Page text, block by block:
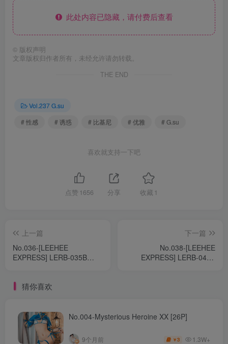
此处内容已隐藏，请付费后查看
© 版权声明
文章版权归作者所有，未经允许请勿转载。
THE END
Vol.237 G.su
# 性感
# 诱惑 # 比基尼 # 优雅 # G.su
喜欢就支持一下吧
点赞 1656 分享 收藏 1
上一篇
No.036-[LEEHEE
EXPRESS] LERB-035B
下一篇
No.038-[LEEHEE
EXPRESS] LERB-047B
猜你喜欢
No.004-Mysterious Heroine XX [26P]
9个月前 ￥3 1.3W+